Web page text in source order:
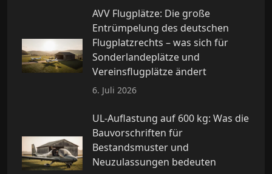
AVV Flugplätze: Die große
Entrümpelung des deutschen
Flugplatzrechts – was sich für
Sonderlandeplätze und
Vereinsflugplätze ändert
6. Juli 2026
UL-Auflastung auf 600 kg: Was die
Bauvorschriften für
Bestandsmuster und
Neuzulassungen bedeuten